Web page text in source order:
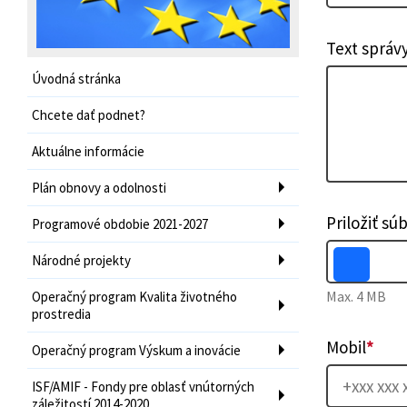
Úvodná stránka
Chcete dať podnet?
Aktuálne informácie
Plán obnovy a odolnosti
Programové obdobie 2021-2027
Národné projekty
Operačný program Kvalita životného
prostredia
Operačný program Výskum a inovácie
ISF/AMIF - Fondy pre oblasť vnútorných
záležitostí 2014-2020
Text
Priložiť
Max. 4 MB
Mobil*